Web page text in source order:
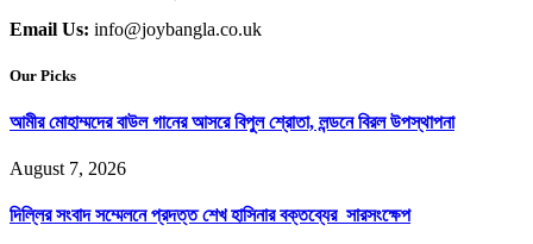
Email Us: info@joybangla.co.uk
Our Picks
আমীর মোহাম্মদের বাউল গানের আসরে বিপুল শ্রোতা, লন্ডনে বিরল উপস্থাপনা
August 7, 2026
দিল্লির সংবাদ সম্মেলনে প্রদত্ত শেখ হাসিনার বক্তব্যের সারসংক্ষেপ